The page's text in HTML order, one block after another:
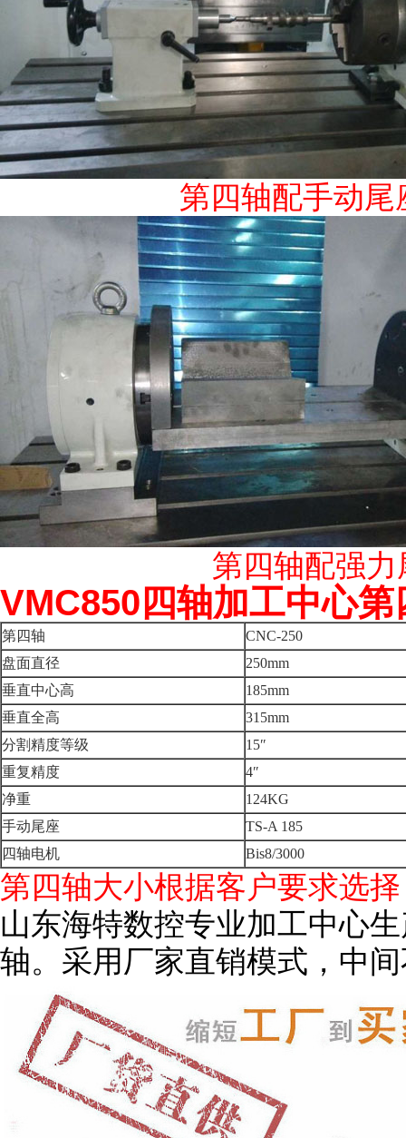
第四轴配手动尾
第四轴配强力尾
VMC850四轴加工中心第
第四轴
CNC-250
盘面直径
250mm
垂直中心高
185mm
垂直全高
315mm
分割精度等级
15″
重复精度
4″
净重
124KG
手动尾座
TS-A 185
四轴电机
Bis8/3000
第四轴大小根据客户要求选择
山东海特数控专业加工中心
轴。采用厂家直销模式，中